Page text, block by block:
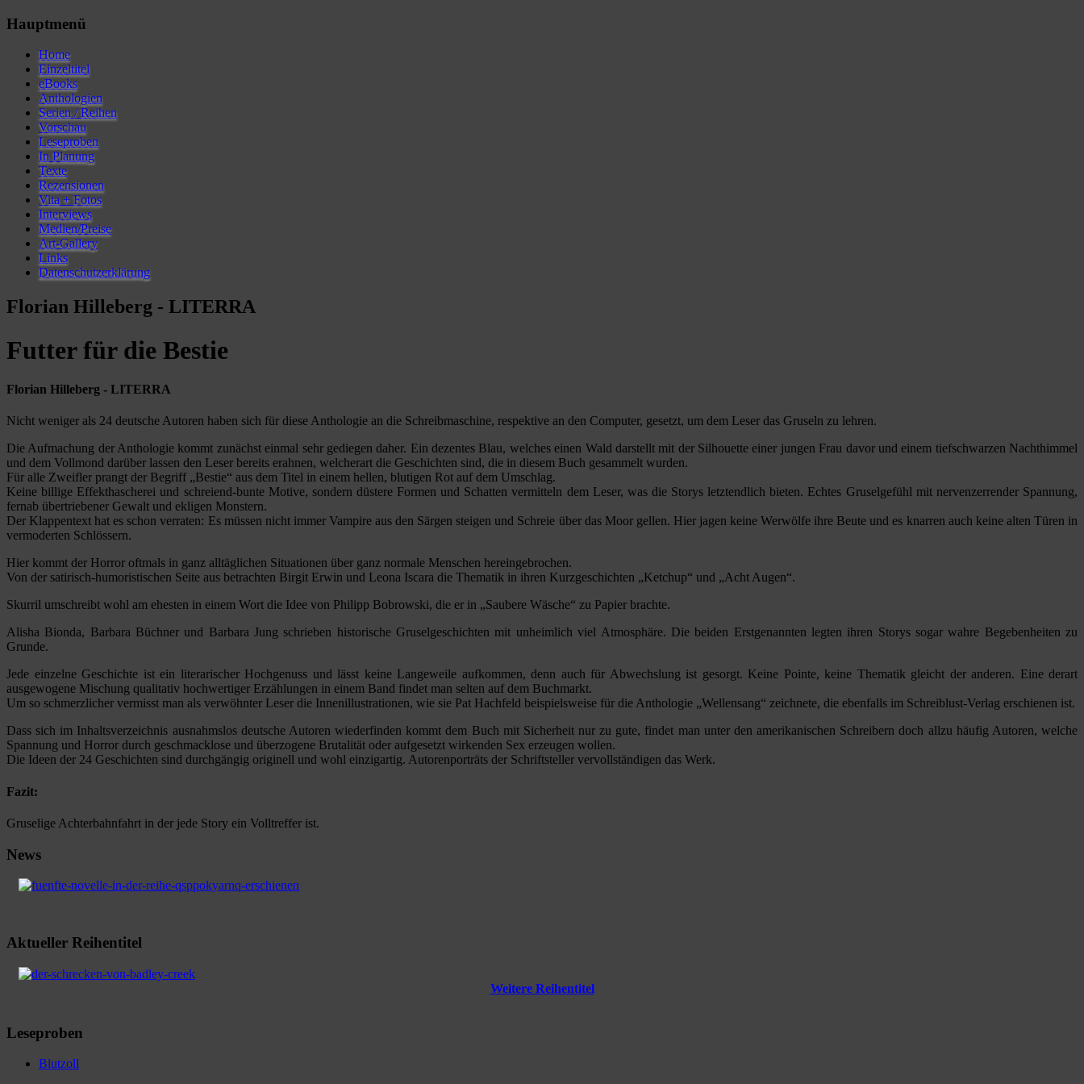
Hauptmenü
Home
Einzeltitel
eBooks
Anthologien
Serien / Reihen
Vorschau
Leseproben
In Planung
Texte
Rezensionen
Vita + Fotos
Interviews
Medien/Preise
Art-Gallery
Links
Datenschutzerklärung
Florian Hilleberg - LITERRA
Futter für die Bestie
Florian Hilleberg - LITERRA
Nicht weniger als 24 deutsche Autoren haben sich für diese Anthologie an die Schreibmaschine, respektive an den Computer, gesetzt, um dem Leser das Gruseln zu lehren.
Die Aufmachung der Anthologie kommt zunächst einmal sehr gediegen daher. Ein dezentes Blau, welches einen Wald darstellt mit der Silhouette einer jungen Frau davor und einem tiefschwarzen Nachthimmel
und dem Vollmond darüber lassen den Leser bereits erahnen, welcherart die Geschichten sind, die in diesem Buch gesammelt wurden.
Für alle Zweifler prangt der Begriff „Bestie“ aus dem Titel in einem hellen, blutigen Rot auf dem Umschlag.
Keine billige Effekthascherei und schreiend-bunte Motive, sondern düstere Formen und Schatten vermitteln dem Leser, was die Storys letztendlich bieten. Echtes Gruselgefühl mit nervenzerrender Spannung,
fernab übertriebener Gewalt und ekligen Monstern.
Der Klappentext hat es schon verraten: Es müssen nicht immer Vampire aus den Särgen steigen und Schreie über das Moor gellen. Hier jagen keine Werwölfe ihre Beute und es knarren auch keine alten Türen in
vermoderten Schlössern.
Hier kommt der Horror oftmals in ganz alltäglichen Situationen über ganz normale Menschen hereingebrochen.
Von der satirisch-humoristischen Seite aus betrachten Birgit Erwin und Leona Iscara die Thematik in ihren Kurzgeschichten „Ketchup“ und „Acht Augen“.
Skurril umschreibt wohl am ehesten in einem Wort die Idee von Philipp Bobrowski, die er in „Saubere Wäsche“ zu Papier brachte.
Alisha Bionda, Barbara Büchner und Barbara Jung schrieben historische Gruselgeschichten mit unheimlich viel Atmosphäre. Die beiden Erstgenannten legten ihren Storys sogar wahre Begebenheiten zu
Grunde.
Jede einzelne Geschichte ist ein literarischer Hochgenuss und lässt keine Langeweile aufkommen, denn auch für Abwechslung ist gesorgt. Keine Pointe, keine Thematik gleicht der anderen. Eine derart
ausgewogene Mischung qualitativ hochwertiger Erzählungen in einem Band findet man selten auf dem Buchmarkt.
Um so schmerzlicher vermisst man als verwöhnter Leser die Innenillustrationen, wie sie Pat Hachfeld beispielsweise für die Anthologie „Wellensang“ zeichnete, die ebenfalls im Schreiblust-Verlag erschienen ist.
Dass sich im Inhaltsverzeichnis ausnahmslos deutsche Autoren wiederfinden kommt dem Buch mit Sicherheit nur zu gute, findet man unter den amerikanischen Schreibern doch allzu häufig Autoren, welche
Spannung und Horror durch geschmacklose und überzogene Brutalität oder aufgesetzt wirkenden Sex erzeugen wollen.
Die Ideen der 24 Geschichten sind durchgängig originell und wohl einzigartig. Autorenporträts der Schriftsteller vervollständigen das Werk.
Fazit:
Gruselige Achterbahnfahrt in der jede Story ein Volltreffer ist.
News
Aktueller Reihentitel
Weitere Reihentitel
Leseproben
Blutzoll